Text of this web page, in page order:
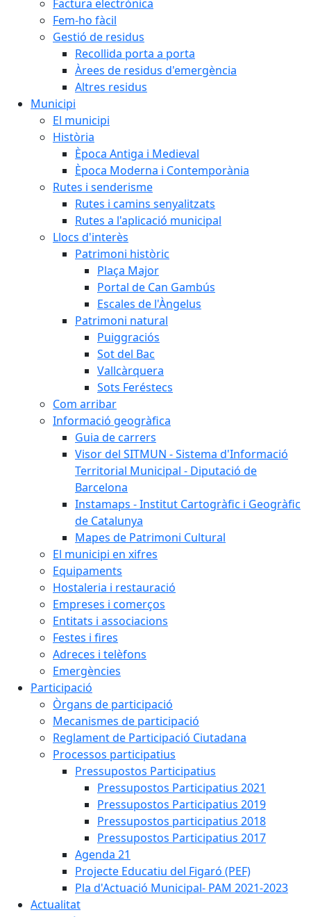
Factura electrònica
Fem-ho fàcil
Gestió de residus
Recollida porta a porta
Àrees de residus d'emergència
Altres residus
Municipi
El municipi
Història
Època Antiga i Medieval
Època Moderna i Contemporània
Rutes i senderisme
Rutes i camins senyalitzats
Rutes a l'aplicació municipal
Llocs d'interès
Patrimoni històric
Plaça Major
Portal de Can Gambús
Escales de l'Àngelus
Patrimoni natural
Puiggraciós
Sot del Bac
Vallcàrquera
Sots Feréstecs
Com arribar
Informació geogràfica
Guia de carrers
Visor del SITMUN - Sistema d'Informació
Territorial Municipal - Diputació de
Barcelona
Instamaps - Institut Cartogràfic i Geogràfic
de Catalunya
Mapes de Patrimoni Cultural
El municipi en xifres
Equipaments
Hostaleria i restauració
Empreses i comerços
Entitats i associacions
Festes i fires
Adreces i telèfons
Emergències
Participació
Òrgans de participació
Mecanismes de participació
Reglament de Participació Ciutadana
Processos participatius
Pressupostos Participatius
Pressupostos Participatius 2021
Pressupostos Participatius 2019
Pressupostos participatius 2018
Pressupostos Participatius 2017
Agenda 21
Projecte Educatiu del Figaró (PEF)
Pla d'Actuació Municipal- PAM 2021-2023
Actualitat